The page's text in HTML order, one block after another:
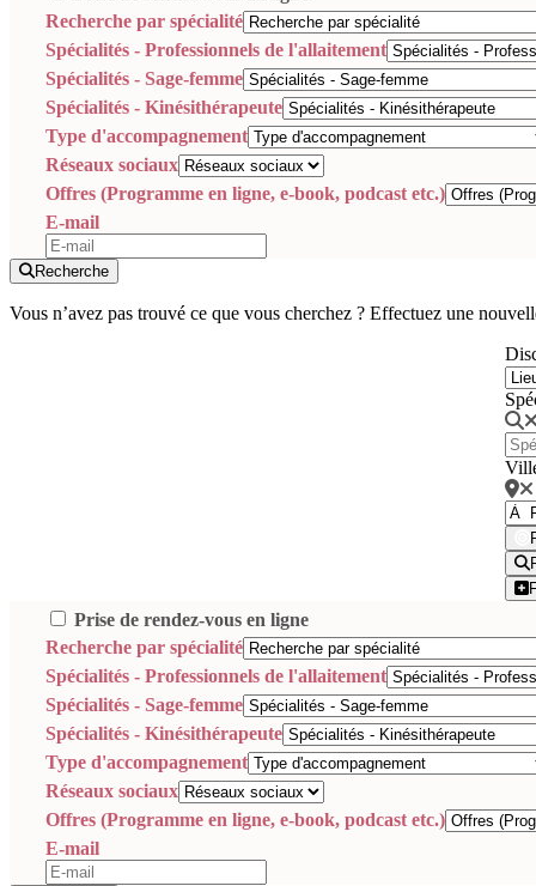
Recherche par spécialité
Spécialités - Professionnels de l'allaitement
Spécialités - Sage-femme
Spécialités - Kinésithérapeute
Type d'accompagnement
Réseaux sociaux
Offres (Programme en ligne, e-book, podcast etc.)
E-mail
Recherche
Vous n’avez pas trouvé ce que vous cherchez ? Effectuez une
Prise de rendez-vous en ligne
Recherche par spécialité
Spécialités - Professionnels de l'allaitement
Spécialités - Sage-femme
Spécialités - Kinésithérapeute
Type d'accompagnement
Réseaux sociaux
Offres (Programme en ligne, e-book, podcast etc.)
E-mail